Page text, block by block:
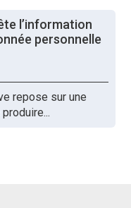
l’information
personnelle
repose sur une